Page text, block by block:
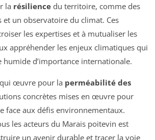
la résilience du territoire, comme des
un observatoire du climat. Ces
les expertises et à mutualiser les
appréhender les enjeux climatiques qui
humide d’importance internationale.
qui œuvre pour la perméabilité des
concrètes mises en œuvre pour
face aux défis environnementaux.
les acteurs du Marais poitevin est
un avenir durable et tracer la voie